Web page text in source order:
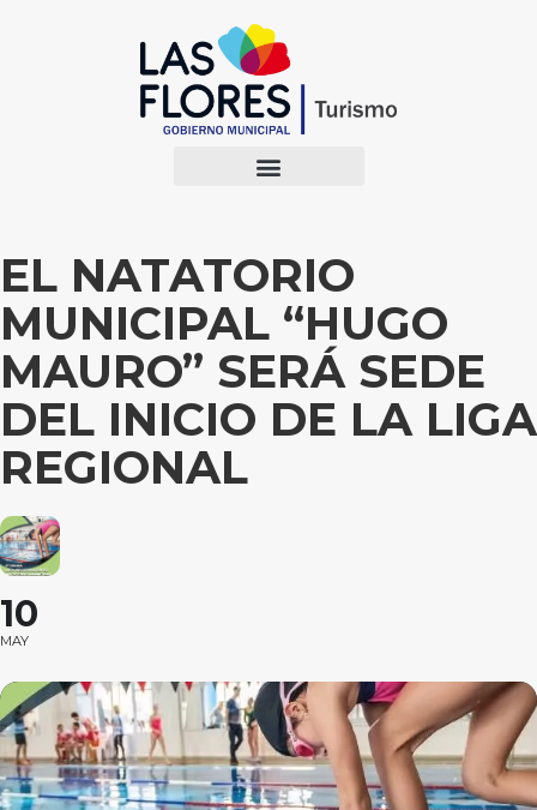
EL NATATORIO
MUNICIPAL “HUGO
MAURO” SERÁ SEDE
DEL INICIO DE LA LIGA
REGIONAL
10
MAY